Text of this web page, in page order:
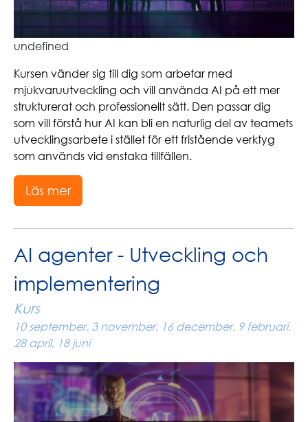
undefined
Kursen vänder sig till dig som arbetar med
mjukvaruutveckling och vill använda AI på ett mer
strukturerat och professionellt sätt. Den passar dig
som vill förstå hur AI kan bli en naturlig del av teamets
utvecklingsarbete i stället för ett fristående verktyg
som används vid enstaka tillfällen.
Läs mer
AI agenter - Utveckling och
implementering
Kurs
10 september, 3 november, 16 december, 9 februari,
28 april, 18 juni